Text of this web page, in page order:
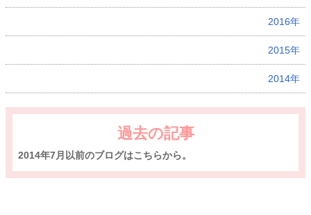
2016年
2015年
2014年
過去の記事
2014年7月以前のブログはこちらから。